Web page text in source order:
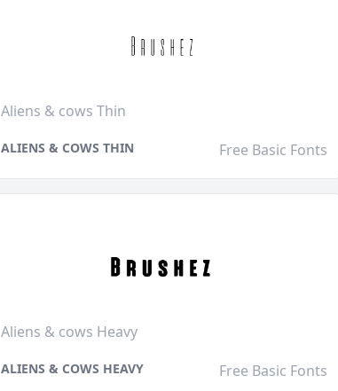
Aliens & cows Thin
ALIENS & COWS THIN Free Basic Fonts
Aliens & cows Heavy
ALIENS & COWS HEAVY Free Basic Fonts